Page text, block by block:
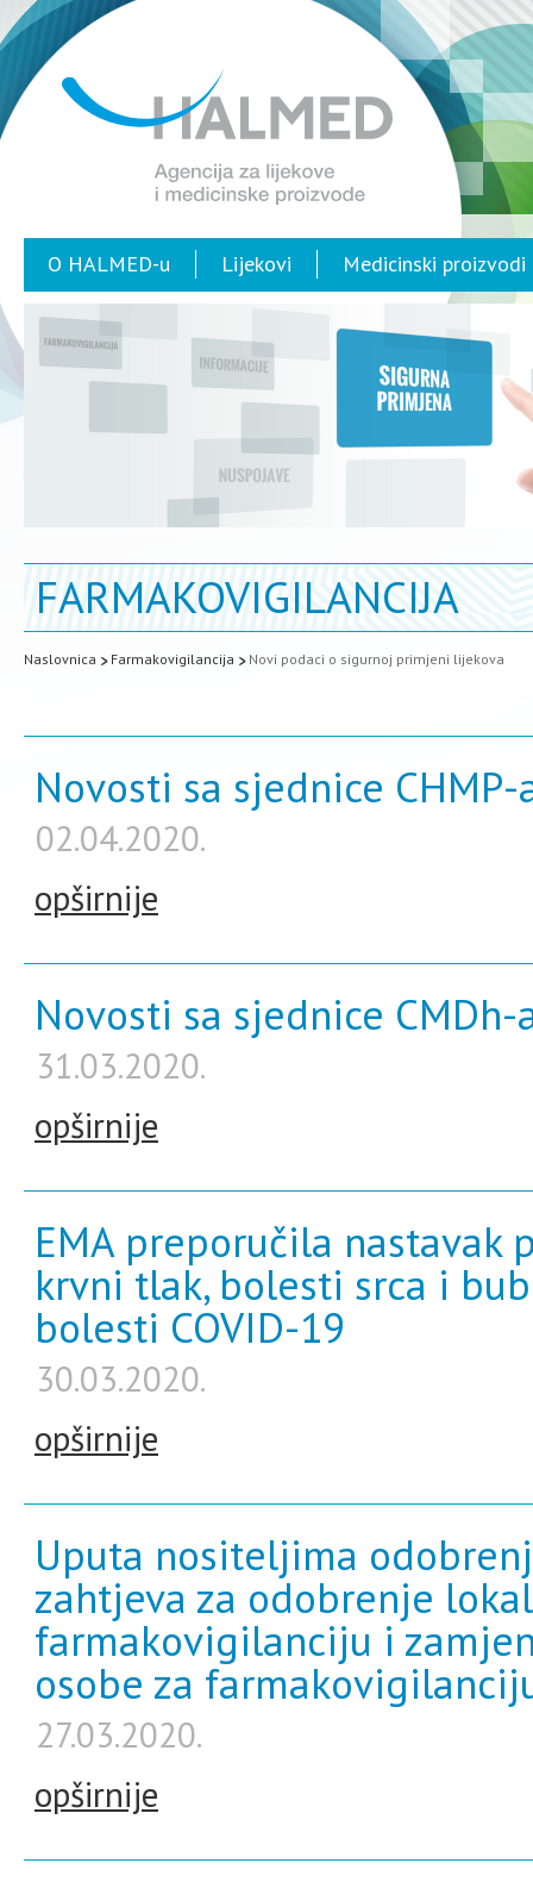
O HALMED-u Lijekovi Medicinski proizvodi
FARMAKOVIGILANCIJA
Naslovnica Farmakovigilancija Novi podaci o sigurnoj primjeni lijekova
Novosti sa sjednice
02.04.2020.
opširnije
Novosti sa sjednice
31.03.2020.
opširnije
EMA preporučila
krvni tlak, bolesti srca i
bolesti COVID-19
30.03.2020.
opširnije
Uputa nositeljima
zahtjeva za odobrenje
farmakovigilanciju i
osobe za
27.03.2020.
opširnije